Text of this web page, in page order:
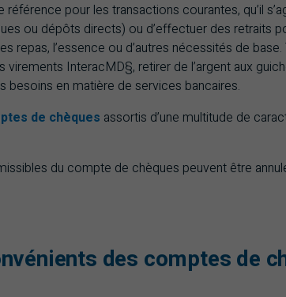
pour les transactions courantes, qu’il
ou dépôts directs) ou d’effectuer des retraits
repas, l’essence ou d’autres nécessités de
InteracMD§, retirer de l’argent aux
besoins en matière de services bancaires.
de chèques assortis d’une multitude de
du compte de chèques peuvent être
des comptes de